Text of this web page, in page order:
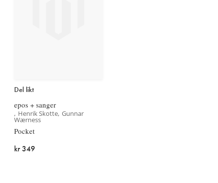
Del likt
epos + sanger
Henrik Skotte Gunnar
Wærness
Pocket
kr 349